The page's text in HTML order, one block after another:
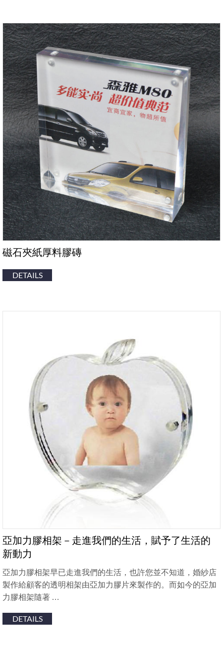
磁石夾紙厚料膠磚
DETAILS
亞加力膠相架－走進我們的生活，賦予了生活的
新動力
亞加力膠相架早已走進我們的生活，也許您並不知道，婚紗店
製作給顧客的透明相架由亞加力膠片來製作的。而如今的亞加
力膠相架隨著 …
DETAILS